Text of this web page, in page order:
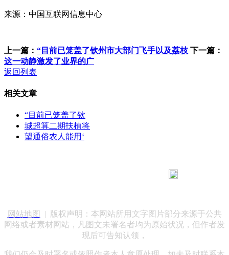
来源：中国互联网信息中心
上一篇： “目前已笼盖了钦州市大部门飞手以及荔枝 下一篇：
这一动静激发了业界的广
返回列表
相关文章
“目前已笼盖了钦
城超算二期扶植将
望通俗农人能用‘
网站地图
| 版权声明：本网站所用文字图片部分来源于公共
网络或者素材网站，凡图文未署名者均为原始状况，但作者发
现后可告知认领，